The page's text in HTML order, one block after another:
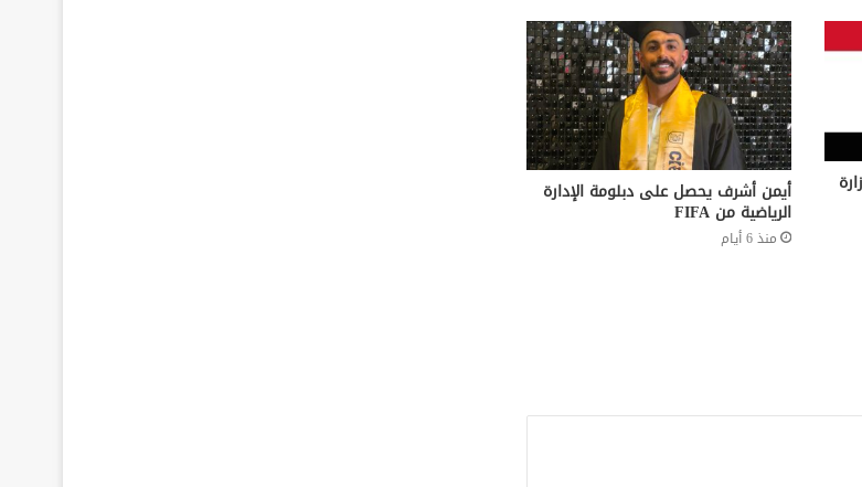
أيمن أشرف يحصل على دبلومة الإدارة
الرياضية من FIFA
منذ 6 أيام